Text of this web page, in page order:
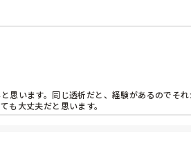
思います。同じ透析だと、経験があるのでそ
大丈夫だと思います。